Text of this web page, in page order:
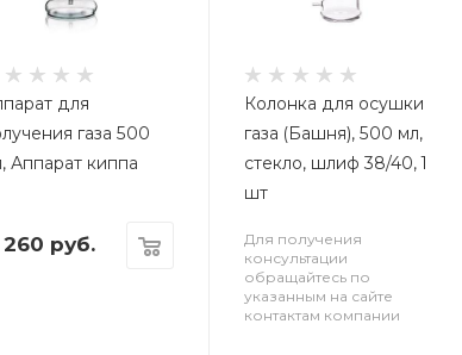
для
газа 500
Аппарат киппа
260 руб.
Колонка для осушки
газа (Башня), 500 мл,
стекло, шлиф 38/40, 1
шт
Для получения
консультации
обращайтесь по
указанным на сайте
контактам компании